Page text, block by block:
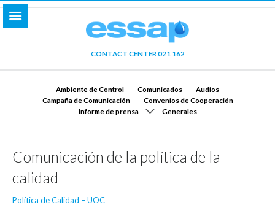
CONTACT CENTER 021 162
Ambiente de Control Comunicados
Audios
Campaña de Comunicación
Convenios de Cooperación
Informe de prensa
Generales
Comunicación de la política de la
calidad
Política de Calidad – UOC